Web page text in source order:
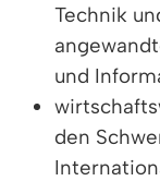
Technik
und
den